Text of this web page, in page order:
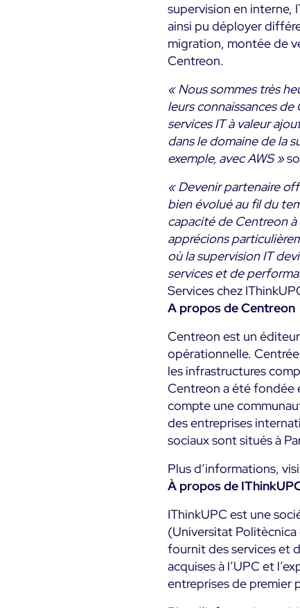
supervision en interne,
ainsi pu déployer
migration, montée de
Centreon.
« Nous sommes très
leurs connaissances
services IT à valeur
dans le domaine de la
exemple, avec AWS »
« Devenir partenaire
bien évolué au fil du
capacité de Centreon à
apprécions
où la supervision IT
services et de
Services chez
A propos de Centreon
Centreon est un
opérationnelle.
les infrastructures
Centreon a été fondée
compte une
des entreprises
sociaux sont situés à
Plus d’informations,
À propos de
IThinkUPC est une
(Universitat Politècnica
fournit des services et
acquises à l’UPC et
entreprises de premier